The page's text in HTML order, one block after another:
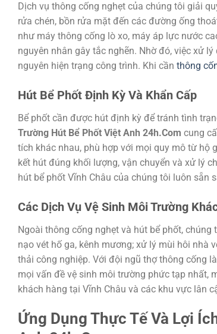
Dịch vụ thông cống nghẹt của chúng tôi giải
rửa chén, bồn rửa mặt đến các đường ống
như máy thông cống lò xo, máy áp lực nước
nguyên nhân gây tắc nghẽn. Nhờ đó, việc xử
nguyên hiện trạng công trình. Khi cần thông
Hút Bể Phốt Định Kỳ Và Khẩn Cấp
Bể phốt cần được hút định kỳ để tránh tình
Trường Hút Bể Phốt Việt Anh 24h.Com cung
tích khác nhau, phù hợp với mọi quy mô từ hộ
kết hút đúng khối lượng, vận chuyển và xử lý
hút bể phốt Vĩnh Châu của chúng tôi luôn sẵn
Các Dịch Vụ Vệ Sinh Môi Trường
Ngoài thông cống nghẹt và hút bể phốt,
nạo vét hố ga, kênh mương; xử lý mùi hôi nhà
thải công nghiệp. Với đội ngũ thợ thông cống
mọi vấn đề vệ sinh môi trường phức tạp nhất,
khách hàng tại Vĩnh Châu và các khu vực lân
Ứng Dụng Thực Tế Và Lợi